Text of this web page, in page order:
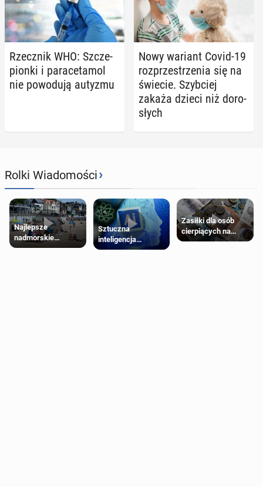
Rzecz­nik WHO: Szcze­
pion­ki i pa­ra­ce­ta­mol
nie po­wo­du­ją autyzmu
Nowy wariant Covid-19
roz­prze­strze­nia się na
świecie. Szyb­ciej
zakaża dzieci niż do­ro­
słych
Rolki Wiadomości›
Najlepsze
nadmorskie
miasteczko blisko
Sztuczna
inteligencja
próbowała oszukać
Zasiłki dla osób
cierpiących na
schorzenia